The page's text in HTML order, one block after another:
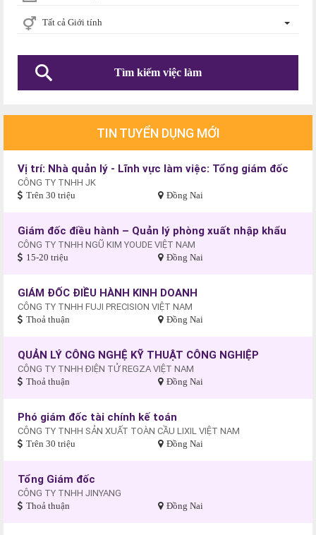
Tất cả Giới tính
TIN TUYỂN DỤNG MỚI
Vị trí: Nhà quản lý - Lĩnh vực làm việc: Tổng giám đốc
CÔNG TY TNHH JK
Trên 30 triệu Đồng Nai
Giám đốc điều hành – Quản lý phòng xuất nhập khẩu
CÔNG TY TNHH NGŨ KIM YOUDE VIỆT NAM
15-20 triệu Đồng Nai
GIÁM ĐỐC ĐIỀU HÀNH KINH DOANH
CÔNG TY TNHH FUJI PRECISION VIỆT NAM
Thoả thuận Đồng Nai
QUẢN LÝ CÔNG NGHỆ KỸ THUẬT CÔNG NGHIỆP
CÔNG TY TNHH ĐIỆN TỬ REGZA VIỆT NAM
Thoả thuận Đồng Nai
Phó giám đốc tài chính kế toán
CÔNG TY TNHH SẢN XUẤT TOÀN CẦU LIXIL VIỆT NAM
Trên 30 triệu Đồng Nai
Tổng Giám đốc
CÔNG TY TNHH JINYANG
Thoả thuận Đồng Nai